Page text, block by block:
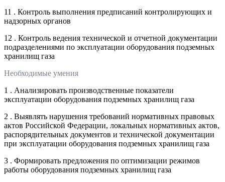
11 . Контроль выполнения предписаний контролирующих и
надзорных органов
12 . Контроль ведения технической и отчетной документации
подразделениями по эксплуатации оборудования подземных
хранилищ газа
Необходимые умения
1 . Анализировать производственные показатели
эксплуатации оборудования подземных хранилищ газа
2 . Выявлять нарушения требований нормативных правовых
актов Российской Федерации, локальных нормативных актов,
распорядительных документов и технической документации
при эксплуатации оборудования подземных хранилищ газа
3 . Формировать предложения по оптимизации режимов
работы оборудования подземных хранилищ газа